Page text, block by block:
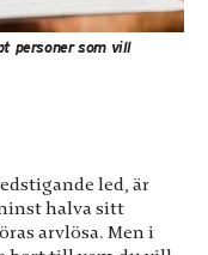
personer som vill
led, är
halva sitt
arvlösa. Men i